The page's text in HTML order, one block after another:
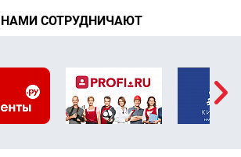
НАМИ СОТРУДНИЧАЮТ